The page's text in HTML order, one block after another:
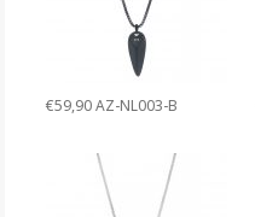
€59,90 AZ-NL003-B